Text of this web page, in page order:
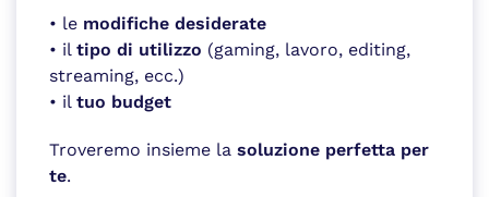
• le modifiche desiderate
• il tipo di utilizzo (gaming, lavoro, editing,
streaming, ecc.)
• il tuo budget
Troveremo insieme la soluzione perfetta per
te.